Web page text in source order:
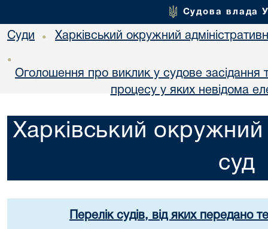
Судова влада
Суди • Харківський окружний
•
Оголошення про виклик у судове засідання
процесу у яких невідома
Харківський окружний
суд
Перелік судів, від яких передано